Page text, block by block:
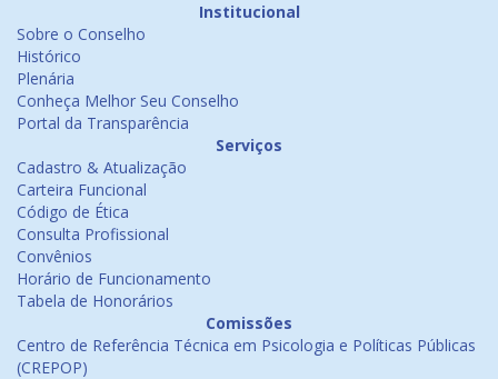
Institucional
Sobre o Conselho
Histórico
Plenária
Conheça Melhor Seu Conselho
Portal da Transparência
Serviços
Cadastro & Atualização
Carteira Funcional
Código de Ética
Consulta Profissional
Convênios
Horário de Funcionamento
Tabela de Honorários
Comissões
Centro de Referência Técnica em Psicologia e Políticas Públicas
(CREPOP)